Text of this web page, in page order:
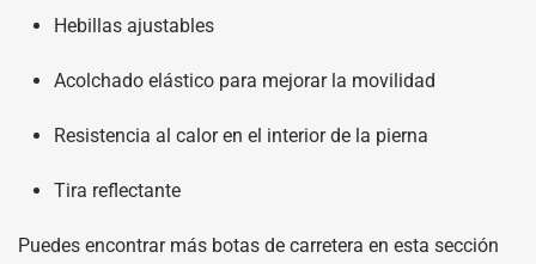
Hebillas ajustables
Acolchado elástico para mejorar la movilidad
Resistencia al calor en el interior de la pierna
Tira reflectante
Puedes encontrar más botas de carretera en esta sección